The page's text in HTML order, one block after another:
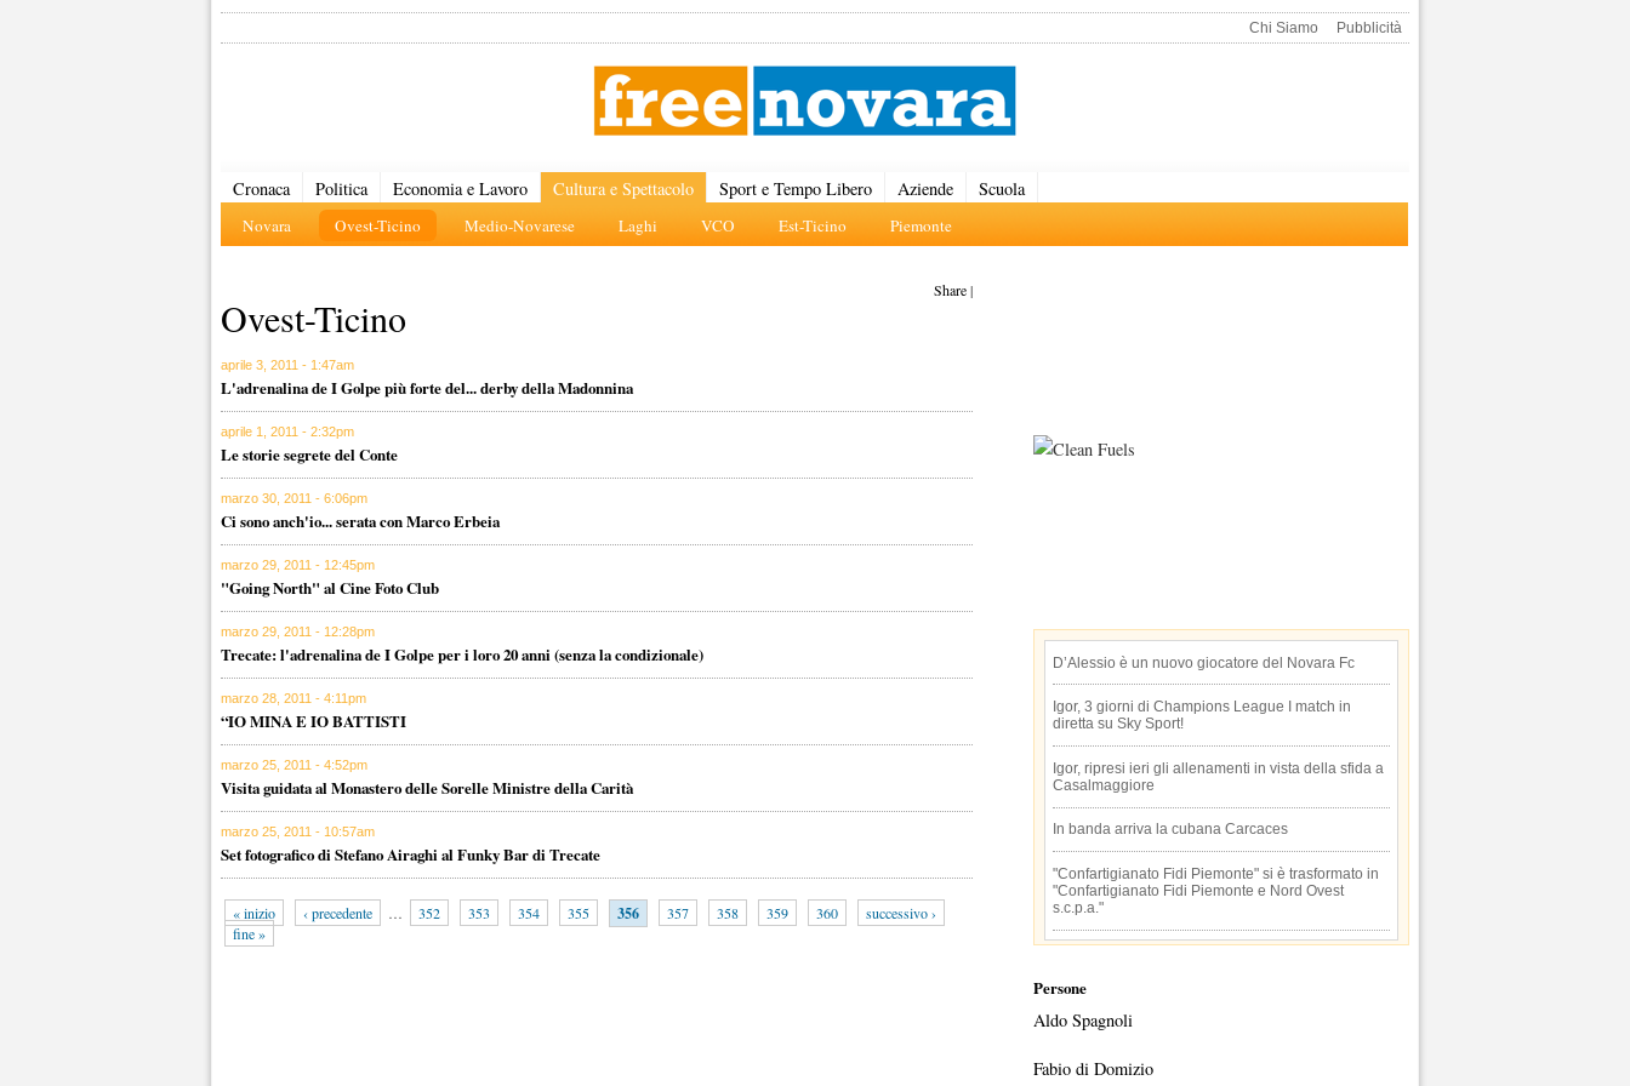
Chi Siamo Pubblicità
Cronaca Politica Economia e Lavoro Cultura e Spettacolo
Novara Ovest-Ticino Medio-Novarese Laghi VCO Est-Ticino Piemonte
Sport e Tempo Libero Aziende Scuola
Share|
Ovest-Ticino
aprile 3, 2011 - 1:47am
L'adrenalina de I Golpe più forte del... derby della Madonnina
aprile 1, 2011 - 2:32pm
Le storie segrete del Conte
marzo 30, 2011 - 6:06pm
Ci sono anch'io... serata con Marco Erbeia
marzo 29, 2011 - 12:45pm
"Going North" al Cine Foto Club
marzo 29, 2011 - 12:28pm
Trecate: l'adrenalina de I Golpe per i loro 20 anni (senza la condizionale)
marzo 28, 2011 - 4:11pm
“IO MINA E IO BATTISTI
marzo 25, 2011 - 4:52pm
Visita guidata al Monastero delle Sorelle Ministre della Carità
marzo 25, 2011 - 10:57am
Set fotografico di Stefano Airaghi al Funky Bar di Trecate
« inizio ‹ precedente … 352 353 354 355 356 357 358 359 360
successivo ›
fine »
D’Alessio è un nuovo giocatore del Novara Fc
Igor, 3 giorni di Champions League I match in
diretta su Sky Sport!
Igor, ripresi ieri gli allenamenti in vista della sfida a
Casalmaggiore
In banda arriva la cubana Carcaces
"Confartigianato Fidi Piemonte" si è trasformato in
"Confartigianato Fidi Piemonte e Nord Ovest
s.c.p.a."
Persone
Aldo Spagnoli
Fabio di Domizio